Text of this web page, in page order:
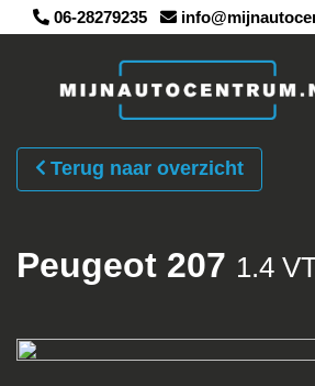
06-28279235
Terug naar overzicht
Peugeot 207 1.4